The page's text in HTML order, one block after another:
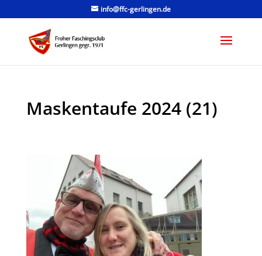
info@ffc-gerlingen.de
Maskentaufe 2024 (21)